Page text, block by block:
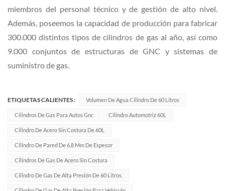
miembros del personal técnico y de gestión de alto nivel.
Además, poseemos la capacidad de producción para fabricar
300.000 distintos tipos de cilindros de gas al año, así como
9.000 conjuntos de estructuras de GNC y sistemas de
suministro de gas.
ETIQUETAS CALIENTES : Volumen De Agua Cilindro De 60 Litros
Cilindros De Gas Para Autos Gnc Cilindro Automotriz 60L
Cilindro De Acero Sin Costura De 60L
Cilindro De Pared De 6,8 Mm De Espesor
Cilindros De Gas De Acero Sin Costura
Cilindro De Gas De Alta Presión De 60 Litros.